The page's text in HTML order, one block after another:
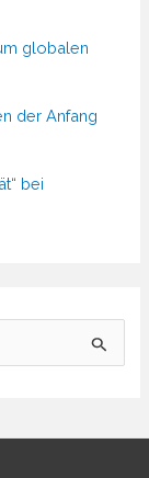
globalen
der Anfang
bei